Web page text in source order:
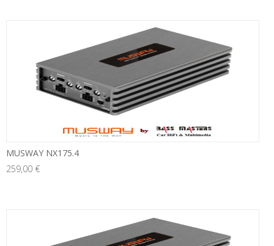
MUSWAY NX175.4
259,00 €